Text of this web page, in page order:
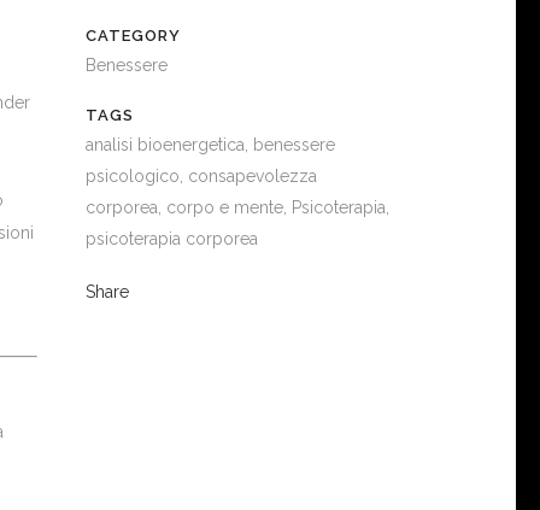
CATEGORY
Benessere
TAGS
analisi bioenergetica, benessere
psicologico, consapevolezza
corporea, corpo e mente, Psicoterapia,
psicoterapia corporea
Share